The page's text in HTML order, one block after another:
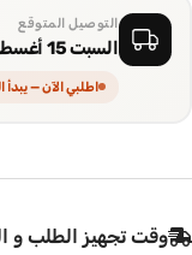
التوصيل المتوقع
السبت 15 أغسطس
اطلبي الآن — يبدأ
وقت تجهيز الطلب و